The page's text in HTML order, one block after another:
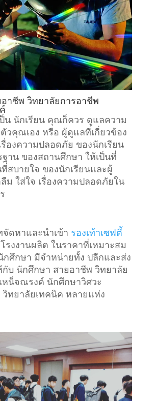
อาชีพ วิทยาลัยการอาชีพ
น นักเรียน คุณก็ควร ดูแลความ
วคุณเอง หรือ ผู้ดูแลที่เกี่ยวข้อง
องความปลอดภัย ของนักเรียน
าน ของสถานศึกษา ให้เป็นที่
สบายใจ ของนักเรียนและผู้
ม ใส่ใจ เรื่องความปลอดภัยใน
จัดหาและนำเข้า รองเท้าเซฟตี้
งงานผลิต ในราคาที่เหมาะสม
กศึกษา มีจำหน่ายทั้ง ปลีกและส่ง
บ นักศึกษา สายอาชีพ วิทยาลัย
หน็จณรงค์ นักศึกษาวิศวะ
ทยาลัยเทคนิค หลายแห่ง